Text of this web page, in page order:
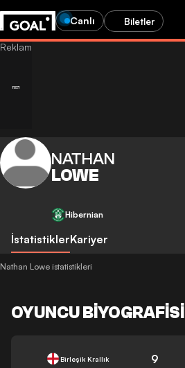
Canlı Biletler
NATHAN
LOWE
Hibernian
İstatistiklerKariyer
Nathan Lowe istatistikleri
OYUNCU BIYOGRAFISI
Birleşik Krallık 9